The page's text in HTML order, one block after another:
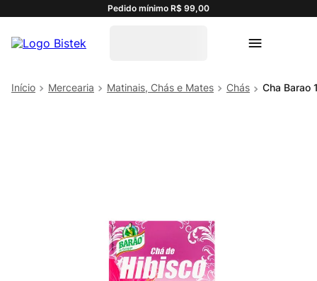
Pedido mínimo R$ 99,00
Mercearia Matinais, Chás e Mates Chás Cha Barao